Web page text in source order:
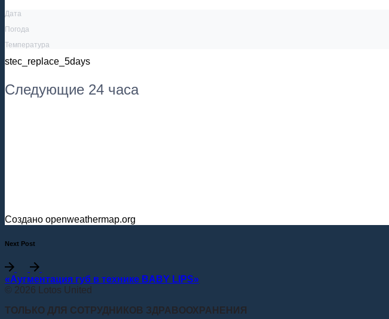
Дата
Погода
Температура
stec_replace_5days
Следующие 24 часа
Создано openweathermap.org
Next Post
«Аугментация губ в технике BABY LIPS»
© 2026 Lotos United
ТОЛЬКО ДЛЯ СОТРУДНИКОВ ЗДРАВООХРАНЕНИЯ